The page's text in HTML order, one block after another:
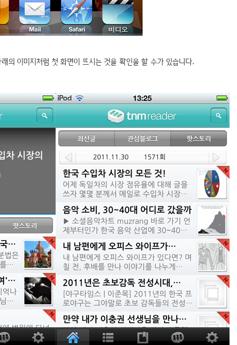
의 이미지처럼 첫 화면이 뜨시는 것을 확인을 할 수가 있습니다.